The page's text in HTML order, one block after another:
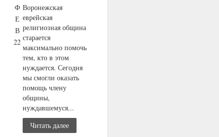
Ф
Е
В
22
Воронежская
еврейская
религиозная община
старается
максимально помочь
тем, кто в этом
нуждается. Сегодня
мы смогли оказать
помощь члену
общины,
нуждавшемуся...
Читать далее